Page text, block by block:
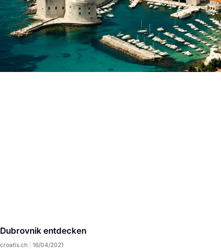
Dubrovnik entdecken
croatis.ch 16/04/2021